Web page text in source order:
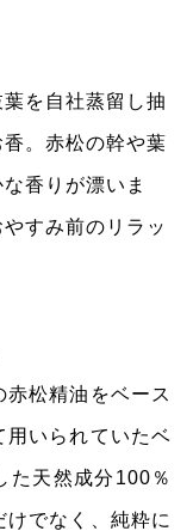
を自社蒸留し抽
。赤松の幹や葉
香りが漂いま
すみ前のリラッ
松精油をベース
用いられていたベ
た天然成分100％
でなく、純粋に